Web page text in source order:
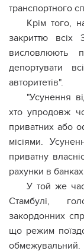
транспортного
Крім того,
закриттю всіх
висловлюють
депортувати
авторитетів".
"Усунення
хто упродовж
приватних або
місіями.
приватну
рахунки в
У той же
Стамбулі,
закордонних
що режим
обмежувальний.